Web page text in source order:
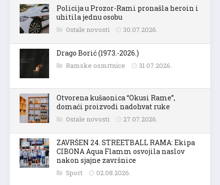
Policija u Prozor-Rami pronašla heroin i
uhitila jednu osobu
Ostale novosti 30.07.2026.
Drago Borić (1973.-2026.)
Ramske osmrtnice 31.07.2026.
Otvorena kušaonica “Okusi Rame”,
domaći proizvodi nadohvat ruke
Ostale novosti 27.07.2026.
ZAVRŠEN 24. STREETBALL RAMA: Ekipa
CIBONA Aqua Flamm osvojila naslov
nakon sjajne završnice
Sport 02.08.2026.